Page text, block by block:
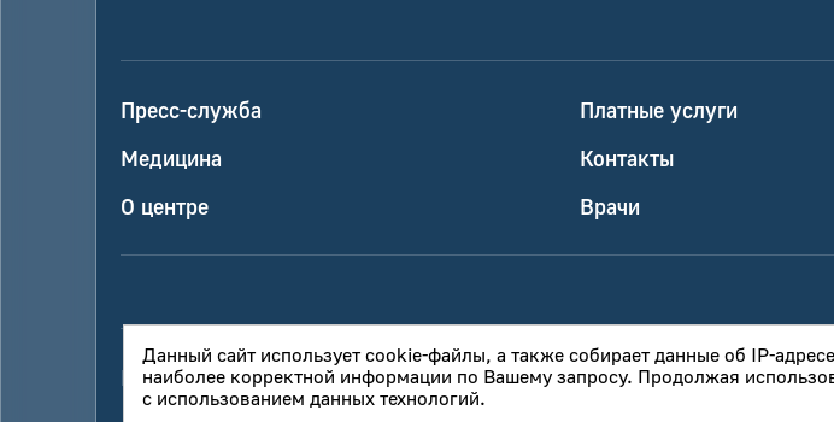
Пресс-служба Платные услуги
Медицина
Контакты
О центре
Врачи
Политика конфиденциальностиОбработка персональных данных
Данный сайт использует cookie-файлы, а также собирает данные об IP-
наиболее корректной информации по Вашему запросу. Продолжая
с использованием данных технологий.